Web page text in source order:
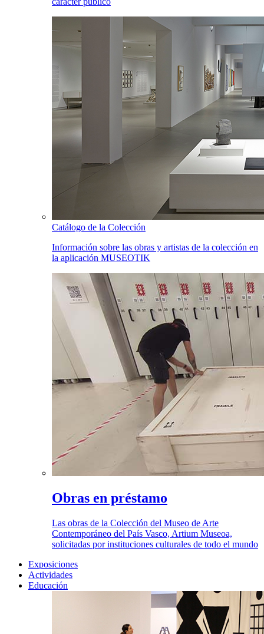
Catálogo de la Colección
Información sobre las obras y artistas de la colección en
la aplicación MUSEOTIK
Obras en préstamo
Las obras de la Colección del Museo de Arte
Contemporáneo del País Vasco, Artium Museoa,
solicitadas por instituciones culturales de todo el mundo
Exposiciones
Actividades
Educación